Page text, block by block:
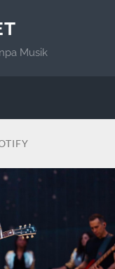
Musik